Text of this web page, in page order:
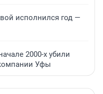
исполнился год —
2000-х убили
Уфы